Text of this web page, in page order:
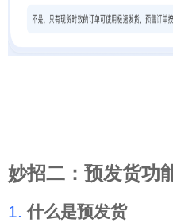
妙招二：预发货功
1.什么是预发货